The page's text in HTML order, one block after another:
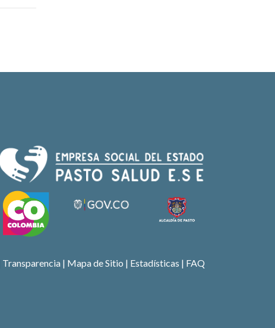
Transparencia | Mapa de Sitio | Estadísticas | FAQ